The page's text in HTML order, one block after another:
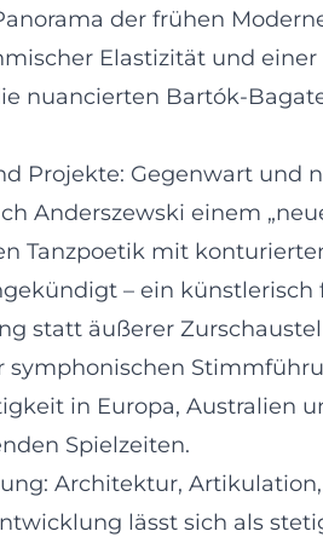
der frühen
Elastizität und
nuancierten Bartók-
Projekte: Gegenwart und
Anderszewski einem
Tanzpoetik mit
– ein
statt äußerer
in Europa, Australien
Spielzeiten.
Architektur,
lässt sich als